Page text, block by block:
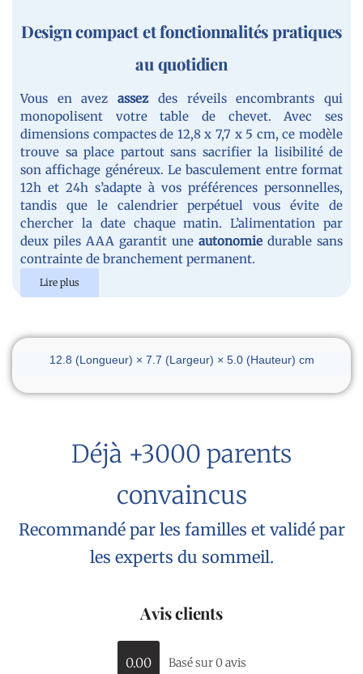
Design compact et fonctionnalités pratiques
au quotidien
Vous en avezassezdes réveils encombrants qui
monopolisent votre table de chevet. Avec ses
dimensions compactes de 12,8 x 7,7 x 5 cm, ce modèle
trouve sa place partout sans sacrifier la lisibilité de
son affichage généreux. Le basculement entre format
12h et 24h s’adapte à vos préférences personnelles,
tandis que le calendrier perpétuel vous évite de
chercher la date chaque matin. L’alimentation par
deux piles AAA garantit une autonomie durable sans
contrainte de branchement permanent.
Lire plus
Dimensions du réveil
12.8 (Longueur) × 7.7 (Largeur) × 5.0 (Hauteur) cm
Déjà +3000 parents
convaincus
Recommandé par les familles et validé par
les experts du sommeil.
Avis clients
0.00 Basé sur 0 avis